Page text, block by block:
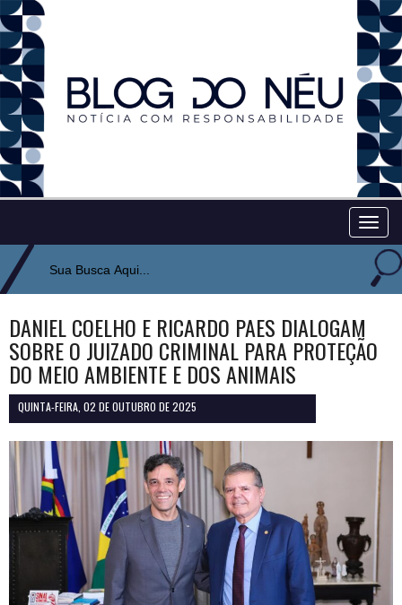
DANIEL COELHO E RICARDO PAES DIALOGAM
SOBRE O JUIZADO CRIMINAL PARA PROTEÇÃO
DO MEIO AMBIENTE E DOS ANIMAIS
QUINTA-FEIRA, 02 DE OUTUBRO DE 2025